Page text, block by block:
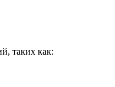
таких как: